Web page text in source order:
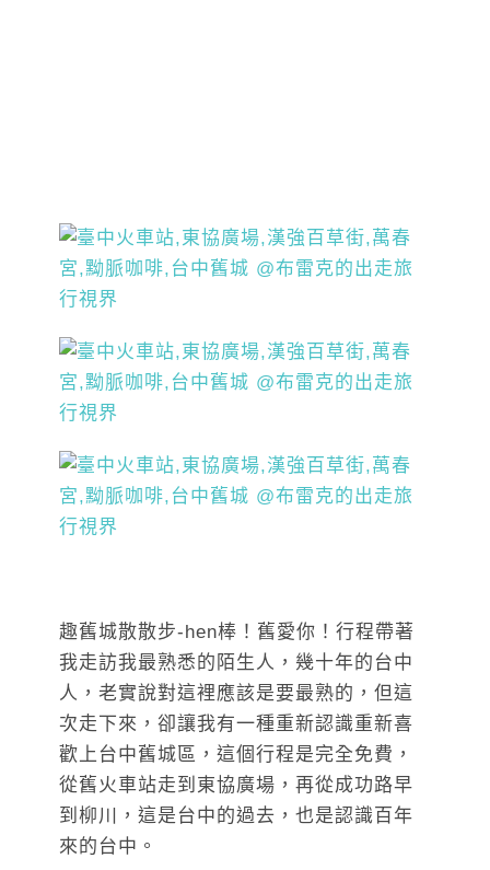
趣舊城散散步-hen棒！舊愛你！行程帶著
我走訪我最熟悉的陌生人，幾十年的台中
人，老實說對這裡應該是要最熟的，但這
次走下來，卻讓我有一種重新認識重新喜
歡上台中舊城區，這個行程是完全免費，
從舊火車站走到東協廣場，再從成功路早
到柳川，這是台中的過去，也是認識百年
來的台中。